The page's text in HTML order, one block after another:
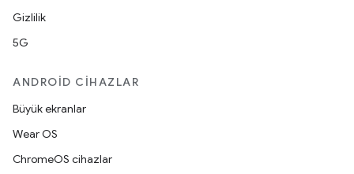
Gizlilik
5G
ANDROID CIHAZLAR
Büyük ekranlar
Wear OS
ChromeOS cihazlar